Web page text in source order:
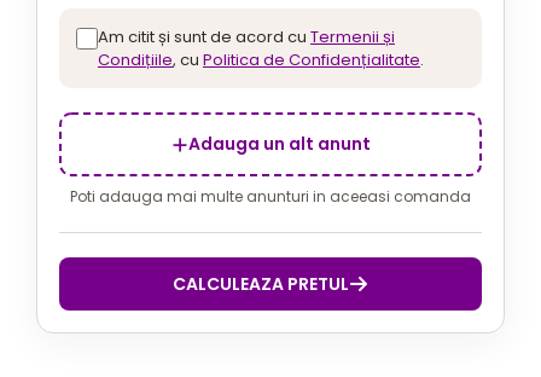
Am citit și sunt de acord cu Termenii și
Condițiile, cu Politica de Confidențialitate.
Adauga un alt anunt
Poti adauga mai multe anunturi in aceeasi comanda
CALCULEAZA PRETUL